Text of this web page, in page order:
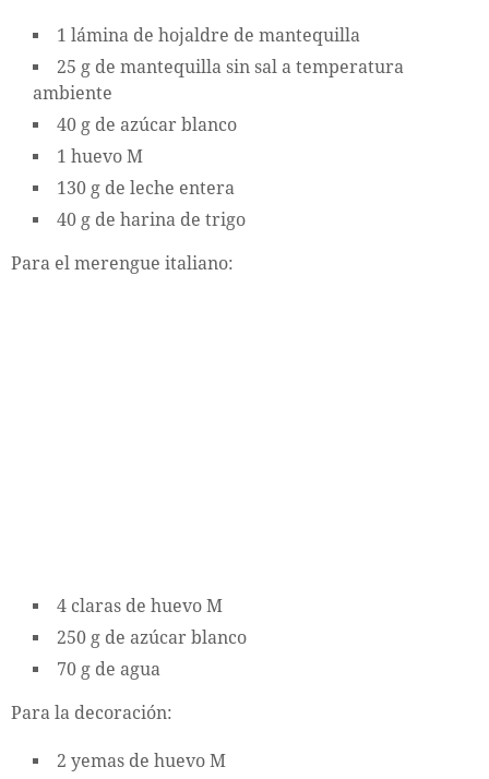
1 lámina de hojaldre de mantequilla
25 g de mantequilla sin sal a temperatura
ambiente
40 g de azúcar blanco
1 huevo M
130 g de leche entera
40 g de harina de trigo
Para el merengue italiano:
4 claras de huevo M
250 g de azúcar blanco
70 g de agua
Para la decoración:
2 yemas de huevo M